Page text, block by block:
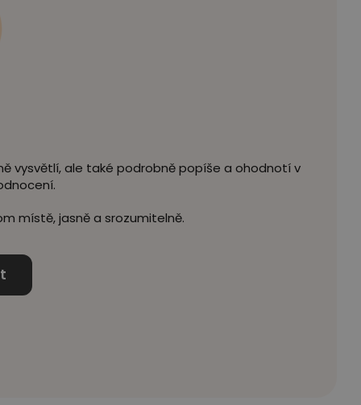
vysvětlí, ale také podrobně popíše a ohodnotí v
místě, jasně a srozumitelně.